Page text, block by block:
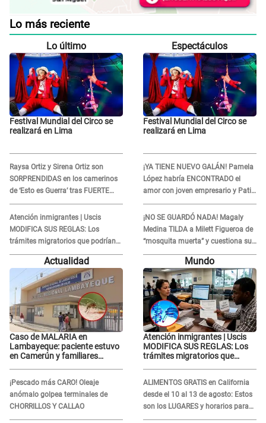
Lo más reciente
Lo último
Festival Mundial del Circo se
realizará en Lima
Raysa Ortiz y Sirena Ortiz son
SORPRENDIDAS en los camerinos
de ‘Esto es Guerra’ tras FUERTE
ENFRENTAMIENTO con Gabriel
Moisés: “Gracias”
Atención inmigrantes | Uscis
MODIFICA SUS REGLAS: Los
trámites migratorios que podrían
necesitar tu prueba de ADN
Espectáculos
Festival Mundial del Circo se
realizará en Lima
¡YA TIENE NUEVO GALÁN! Pamela
López habría ENCONTRADO el
amor con joven empresario y Pati
Lorena la ECHA en VIVO
¡NO SE GUARDÓ NADA! Magaly
Medina TILDA a Milett Figueroa de
“mosquita muerta” y cuestiona su
RECONCILIACIÓN con Marcelo
Tinelli en TV argentina
Actualidad
Caso de MALARIA en
Lambayeque: paciente estuvo
en Camerún y familiares
¡Pescado más CARO! Oleaje
anómalo golpea terminales de
CHORRILLOS Y CALLAO
Mundo
Atención inmigrantes | Uscis
MODIFICA SUS REGLAS: Los
trámites migratorios que
ALIMENTOS GRATIS en California
desde el 10 al 13 de agosto: Estos
son los LUGARES y horarios para
recibir la ayuda